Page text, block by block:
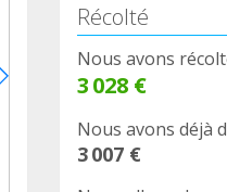
Récolté
Nous avons
3 028 €
Nous avons déjà
3 007 €